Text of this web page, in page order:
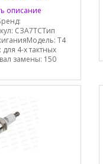
описание
СЗА7ТСТип
T4
4-х тактных
замены: 150